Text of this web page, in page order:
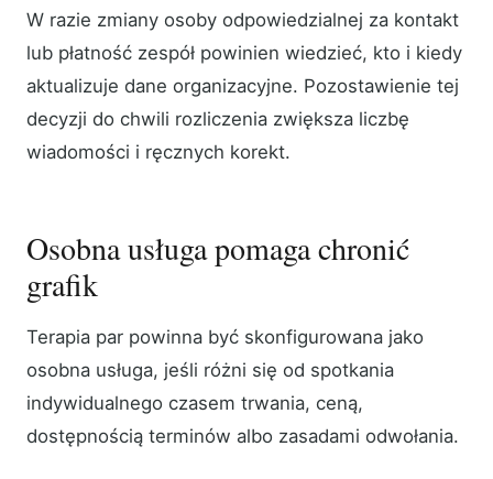
W razie zmiany osoby odpowiedzialnej za kontakt
lub płatność zespół powinien wiedzieć, kto i kiedy
aktualizuje dane organizacyjne. Pozostawienie tej
decyzji do chwili rozliczenia zwiększa liczbę
wiadomości i ręcznych korekt.
Osobna usługa pomaga chronić
grafik
Terapia par powinna być skonfigurowana jako
osobna usługa, jeśli różni się od spotkania
indywidualnego czasem trwania, ceną,
dostępnością terminów albo zasadami odwołania.